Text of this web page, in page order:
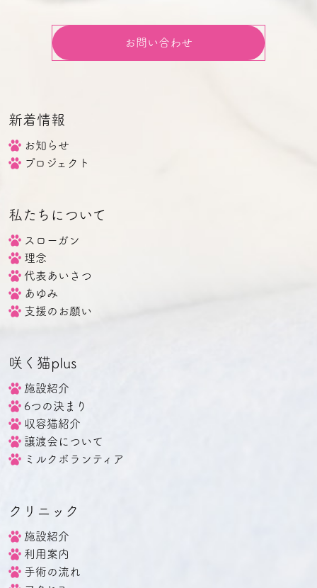
お問い合わせ
新着情報
お知らせ
プロジェクト
私たちについて
スローガン
理念
代表あいさつ
あゆみ
支援のお願い
咲く猫plus
施設紹介
6つの決まり
収容猫紹介
譲渡会について
ミルクボランティア
クリニック
施設紹介
利用案内
手術の流れ